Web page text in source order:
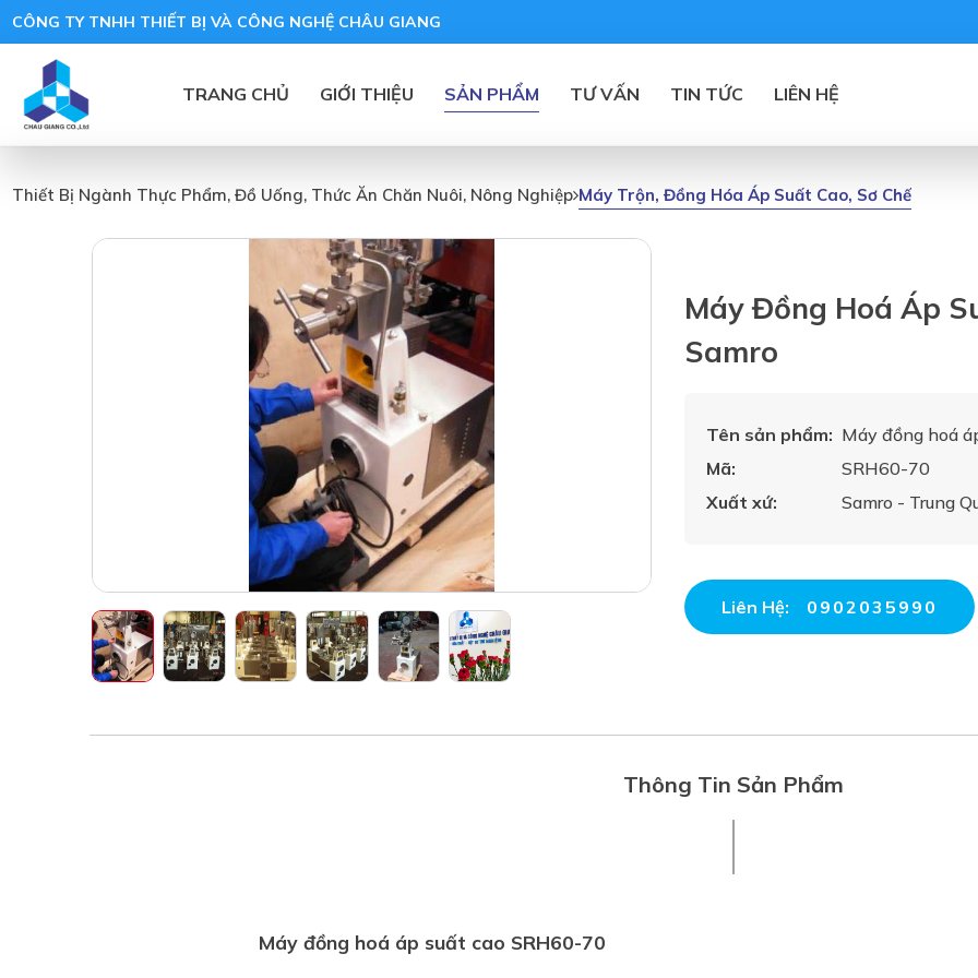
CÔNG TY TNHH THIẾT BỊ VÀ CÔNG NGHỆ CHÂU GIANG
TRANG CHỦ GIỚI THIỆU SẢN PHẨM TƯ VẤN TIN TỨC LIÊN HỆ
Thiết Bị Ngành Thực Phẩm, Đồ Uống, Thức Ăn Chăn Nuôi, Nông Nghiệp Máy Trộn, Đồng Hóa Áp Suất Cao, Sơ Chế
Máy Đồng Hoá Áp
Samro
Tên sản phẩm: Máy đồng hoá
Mã:
SRH60-70
Xuất xứ:
Samro - Trung
Liên Hệ: 0902035990
Thông Tin Sản Phẩm
Máy đồng hoá áp suất cao SRH60-70